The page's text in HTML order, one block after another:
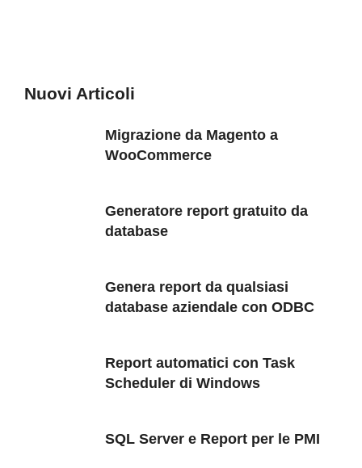
Nuovi Articoli
Migrazione da Magento a
WooCommerce
Generatore report gratuito da
database
Genera report da qualsiasi
database aziendale con ODBC
Report automatici con Task
Scheduler di Windows
SQL Server e Report per le PMI